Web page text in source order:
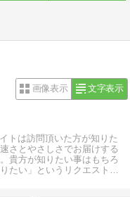
画像表示 文字表示
トは訪問頂いた方が知りた
さとやさしさでお届けする
貴方が知りたい事はもちろ
たい」というリクエストに